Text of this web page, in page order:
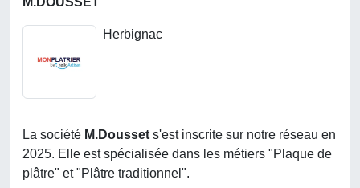
Herbignac
La société M.dousset s'est inscrite sur notre réseau en
2025. Elle est spécialisée dans les métiers "Plaque de
plâtre" et "Plâtre traditionnel".